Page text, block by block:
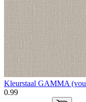
Kleurstaal GAMMA
0.99